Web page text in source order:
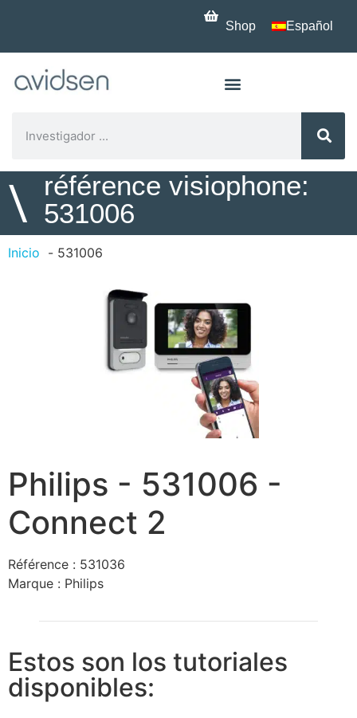
Shop Español
\
référence visiophone:
531006
Inicio 531006
Philips - 531006 -
Connect 2
Référence : 531036
Marque : Philips
Estos son los tutoriales
disponibles: